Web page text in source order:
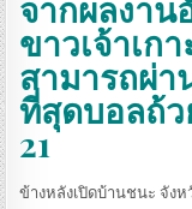
ขาวเจ้าเก
สามารถผ่า
ที่สุดบอลถ้ว
21
ข้างหลังเปิดบ้านชนะ จัง